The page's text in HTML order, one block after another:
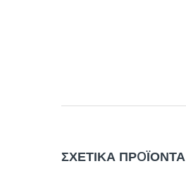
ΣΧΕΤΙΚΑ ΠΡOΪΟΝΤΑ